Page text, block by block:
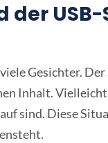
der
Gesichter.
Inhalt.
sind. Diese